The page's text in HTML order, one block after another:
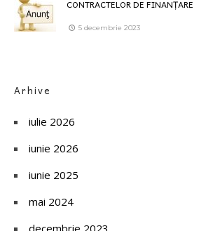
CONTRACTELOR DE FINANȚARE
5 decembrie 2023
Arhive
iulie 2026
iunie 2026
iunie 2025
mai 2024